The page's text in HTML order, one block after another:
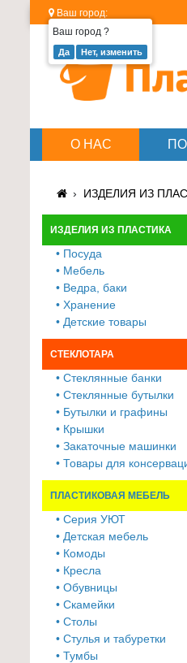
Ваш город:
Ваш город ?
О НАС
ИЗДЕЛИЯ ИЗ
ИЗДЕЛИЯ ИЗ ПЛАСТИКА
• Посуда
• Мебель
• Ведра, баки
• Хранение
• Детские товары
СТЕКЛОТАРА
• Стеклянные банки
• Стеклянные бутылки
• Бутылки и графины
• Крышки
• Закаточные машинки
• Товары для
ПЛАСТИКОВАЯ МЕБЕЛЬ
• Серия УЮТ
• Детская мебель
• Комоды
• Кресла
• Обувницы
• Скамейки
• Столы
• Стулья и табуретки
• Тумбы
Изделия
пластика
≡
Пластиковая
мебель
Хозтовары
≡
Товары
животных
Товары
Туризм
отдых